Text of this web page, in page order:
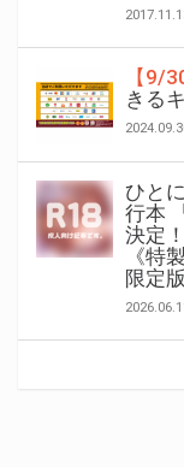
【9/
きる
ひと
行本
決定
《特
限定